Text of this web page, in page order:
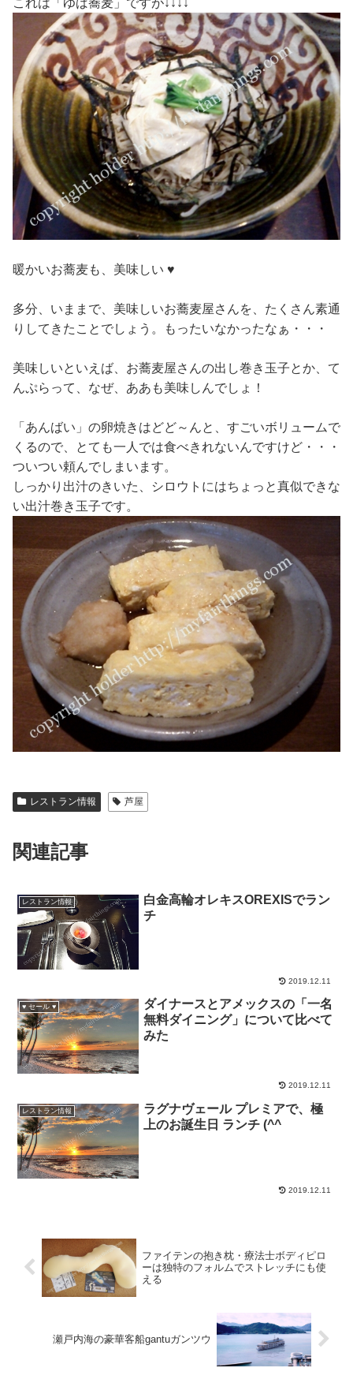
これは「ゆば蕎麦」ですが↓↓↓↓
暖かいお蕎麦も、美味しい ♥
多分、いままで、美味しいお蕎麦屋さんを、たくさん素通
りしてきたことでしょう。もったいなかったなぁ・・・
美味しいといえば、お蕎麦屋さんの出し巻き玉子とか、て
んぷらって、なぜ、ああも美味しんでしょ！
「あんばい」の卵焼きはどど～んと、すごいボリュームで
くるので、とても一人では食べきれないんですけど・・・
ついつい頼んでしまいます。
しっかり出汁のきいた、シロウトにはちょっと真似できな
い出汁巻き玉子です。
レストラン情報 芦屋
関連記事
レストラン情報
白金高輪オレキスOREXISでラン
チ
2019.12.11
♥ セール ♥
ダイナースとアメックスの「一名
無料ダイニング」について比べて
みた
2019.12.11
レストラン情報
ラグナヴェール プレミアで、極
上のお誕生日 ランチ (^^ゞ
2019.12.11
ファイテンの抱き枕・療法士ボディピロ
ーは独特のフォルムでストレッチにも使
える
瀬戸内海の豪華客船gantuガンツウ